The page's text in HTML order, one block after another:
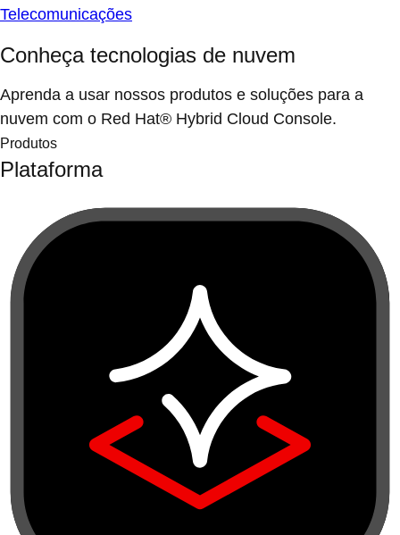
Telecomunicações
Conheça tecnologias de nuvem
Aprenda a usar nossos produtos e soluções para a
nuvem com o Red Hat® Hybrid Cloud Console.
Produtos
Plataforma